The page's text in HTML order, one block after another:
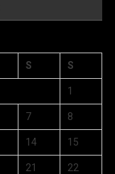
S S
1
7 8
14 15
21 22